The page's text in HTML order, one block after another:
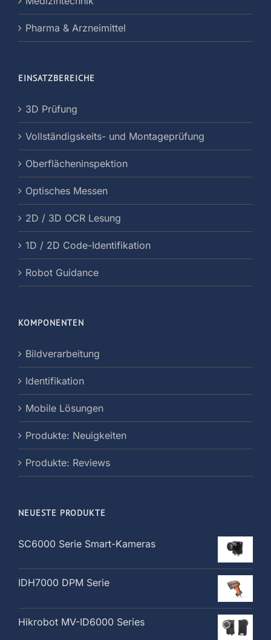
Pharma & Arzneimittel
EINSATZBEREICHE
3D Prüfung
Vollständigskeits- und Montageprüfung
Oberflächeninspektion
Optisches Messen
2D / 3D OCR Lesung
1D / 2D Code-Identifikation
Robot Guidance
KOMPONENTEN
Bildverarbeitung
Identifikation
Mobile Lösungen
Produkte: Neuigkeiten
Produkte: Reviews
NEUESTE PRODUKTE
SC6000 Serie Smart-Kameras
IDH7000 DPM Serie
Hikrobot MV-ID6000 Series